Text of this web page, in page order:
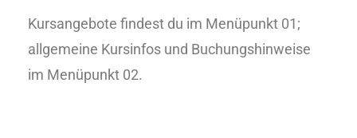
Kursangebote findest du im Menüpunkt 01;
allgemeine Kursinfos und Buchungshinweise
im Menüpunkt 02.